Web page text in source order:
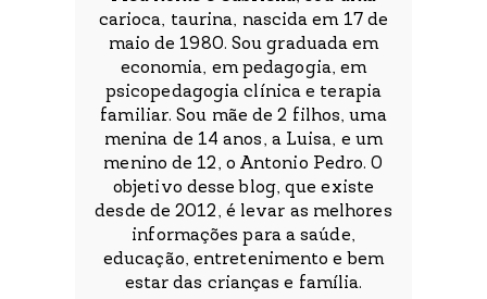
carioca, taurina, nascida em 17 de
maio de 1980. Sou graduada em
economia, em pedagogia, em
psicopedagogia clínica e terapia
familiar. Sou mãe de 2 filhos, uma
menina de 14 anos, a Luisa, e um
menino de 12, o Antonio Pedro. O
objetivo desse blog, que existe
desde de 2012, é levar as melhores
informações para a saúde,
educação, entretenimento e bem
estar das crianças e família.